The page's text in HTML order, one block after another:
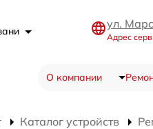
ул.
Адрес
О компании
Каталог устройств